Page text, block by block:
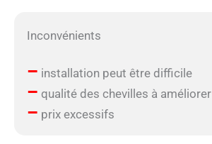
Inconvénients
– installation peut être difficile
– qualité des chevilles à améliorer
– prix excessifs